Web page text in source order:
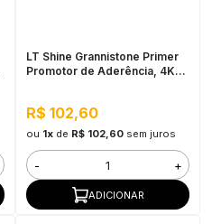
LT Shine Grannistone Primer
Promotor de Aderência, 4KG
R$ 102,60
ou 1xde R$ 102,60 sem juros
- +
ADICIONAR